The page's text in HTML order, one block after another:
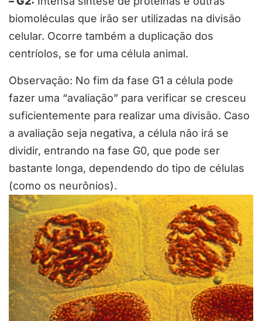
biomoléculas que irão ser utilizadas na divisão
celular. Ocorre também a duplicação dos
centríolos, se for uma célula animal.
Observação: No fim da fase G1 a célula pode
fazer uma “avaliação” para verificar se cresceu
suficientemente para realizar uma divisão. Caso
a avaliação seja negativa, a célula não irá se
dividir, entrando na fase G0, que pode ser
bastante longa, dependendo do tipo de células
(como os neurônios).